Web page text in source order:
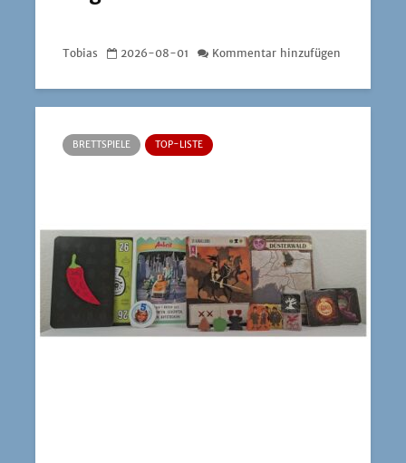
Tobias 2026-08-01 Kommentar hinzufügen
BRETTSPIELE TOP-LISTE